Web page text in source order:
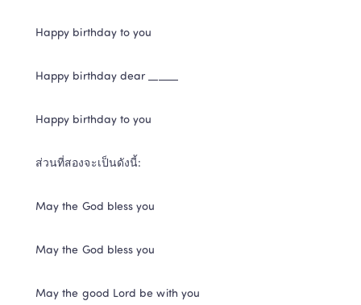
Happy birthday to you
Happy birthday dear ______
Happy birthday to you
ส่วนที่สองจะเป็นดังนี้:
May the God bless you
May the God bless you
May the good Lord be with you